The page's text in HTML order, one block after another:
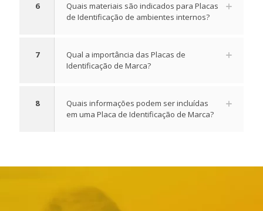
6
Quais materiais são indicados para Placas
de Identificação de ambientes internos?
7
Qual a importância das Placas de
Identificação de Marca?
8
Quais informações podem ser incluídas
em uma Placa de Identificação de Marca?